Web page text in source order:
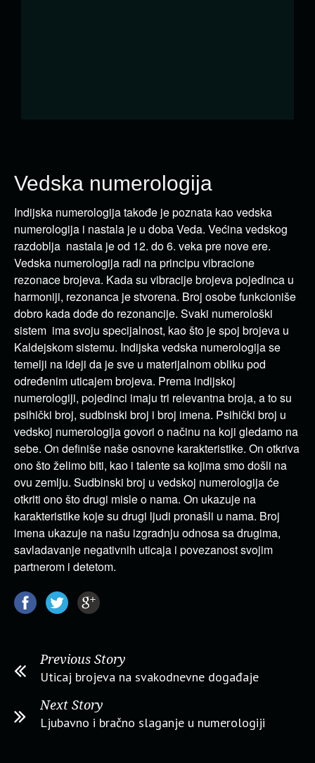
Vedska numerologija
Indijska numerologija takođe je poznata kao vedska
numerologija i nastala je u doba Veda. Većina vedskog
razdoblja nastala je od 12. do 6. veka pre nove ere.
Vedska numerologija radi na principu vibracione
rezonace brojeva. Kada su vibracije brojeva pojedinca u
harmoniji, rezonanca je stvorena. Broj osobe funkcioniše
dobro kada dođe do rezonancije. Svaki numerološki
sistem ima svoju specijalnost, kao što je spoj brojeva u
Kaldejskom sistemu. Indijska vedska numerologija se
temelji na ideji da je sve u materijalnom obliku pod
određenim uticajem brojeva. Prema indijskoj
numerologiji, pojedinci imaju tri relevantna broja, a to su
psihički broj, sudbinski broj i broj imena. Psihički broj u
vedskoj numerologija govori o načinu na koji gledamo na
sebe. On definiše naše osnovne karakteristike. On otkriva
ono što želimo biti, kao i talente sa kojima smo došli na
ovu zemlju. Sudbinski broj u vedskoj numerologija će
otkriti ono što drugi misle o nama. On ukazuje na
karakteristike koje su drugi ljudi pronašli u nama. Broj
imena ukazuje na našu izgradnju odnosa sa drugima,
savladavanje negativnih uticaja i povezanost svojim
partnerom i detetom.
Previous Story
Uticaj brojeva na svakodnevne događaje
Next Story
Ljubavno i bračno slaganje u numerologiji